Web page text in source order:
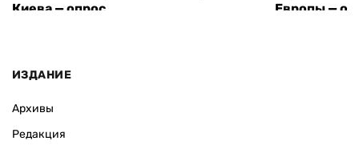
Киева — опрос
Европы —
ИЗДАНИЕ
Архивы
Редакция